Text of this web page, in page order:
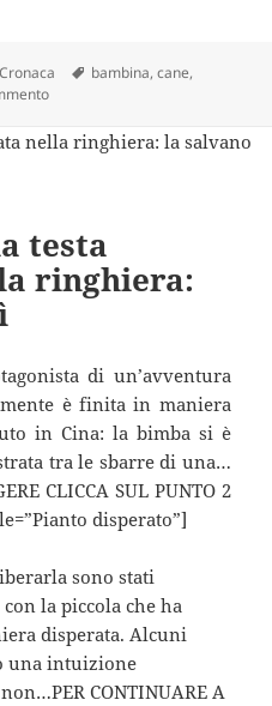
Categorie
Cronaca Tag
bambina,cane,
su Uomo cerca di rapire
testa
ringhiera:
di un’avventura
è finita in maniera
in Cina: la bimba si è
tra le sbarre di una…
CLICCA SUL PUNTO 2
disperato”]
sono stati
la piccola che ha
disperata. Alcuni
una intuizione
CONTINUARE A